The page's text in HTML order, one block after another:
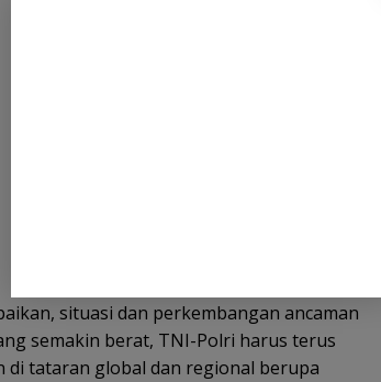
situasi dan perkembangan ancaman
semakin berat, TNI-Polri harus terus
di tataran global dan regional berupa